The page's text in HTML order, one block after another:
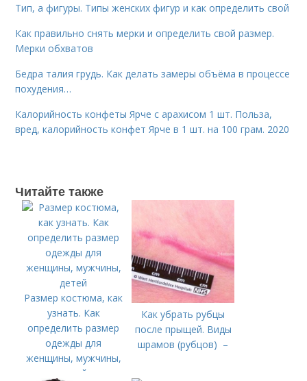
Тип, а фигуры. Типы женских фигур и как определить свой
Как правильно снять мерки и определить свой размер.
Мерки обхватов
Бедра талия грудь. Как делать замеры объёма в процессе
похудения…
Калорийность конфеты Ярче с арахисом 1 шт. Польза,
вред, калорийность конфет Ярче в 1 шт. на 100 грам. 2020
Читайте также
Размер костюма, как
узнать. Как
определить размер
одежды для
женщины, мужчины,
детей
Как убрать рубцы
после прыщей. Виды
шрамов (рубцов) –